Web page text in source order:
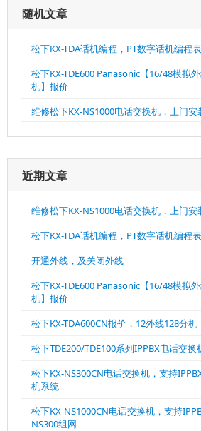
随机文章
松下KX-TDA话机编程，PT数字话机编程表
松下KX-TDE600 Panasonic【16/48模拟
机】报价
维修松下KX-NS1000电话交换机，上门安
近期文章
维修松下KX-NS1000电话交换机，上门安
松下KX-TDA话机编程，PT数字话机编程表
开通外线，及关闭外线
松下KX-TDE600 Panasonic【16/48模拟
机】报价
松下KX-TDA600CN报价，12外线128分机
松下TDE200/TDE100系列IPPBX电话交
松下KX-NS300CN电话交换机，支持
机系统
松下KX-NS1000CN电话交换机，支持
NS300组网